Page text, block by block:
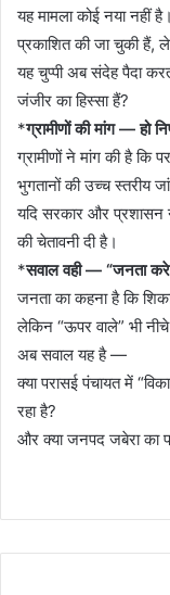
यह मामला कोई नया नहीं
प्रकाशित की जा चुकी हैं,
यह चुप्पी अब संदेह पैदा
जंजीर का हिस्सा हैं?
*ग्रामीणों की मांग — हो
ग्रामीणों ने मांग की है कि
भुगतानों की उच्च स्तरीय
यदि सरकार और प्रशासन
की चेतावनी दी है।
*सवाल वही — “जनता
जनता का कहना है कि
लेकिन “ऊपर वाले” भी
अब सवाल यह है —
क्या परासई पंचायत में
रहा है?
और क्या जनपद जबेरा का